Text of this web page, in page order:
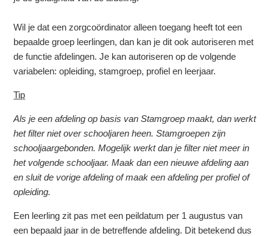
Wil je dat een zorgcoördinator alleen toegang heeft tot een
bepaalde groep leerlingen, dan kan je dit ook autoriseren met
de functie afdelingen. Je kan autoriseren op de volgende
variabelen: opleiding, stamgroep, profiel en leerjaar.
Tip
Als je een afdeling op basis van Stamgroep maakt, dan werkt
het filter niet over schooljaren heen. Stamgroepen zijn
schooljaargebonden. Mogelijk werkt dan je filter niet meer in
het volgende schooljaar. Maak dan een nieuwe afdeling aan
en sluit de vorige afdeling of maak een afdeling per profiel of
opleiding.
Een leerling zit pas met een peildatum per 1 augustus van
een bepaald jaar in de betreffende afdeling. Dit betekend dus